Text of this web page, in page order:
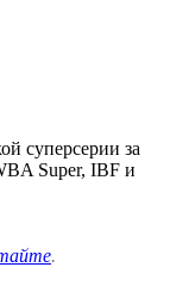
суперсерии за
Super, IBF и
.